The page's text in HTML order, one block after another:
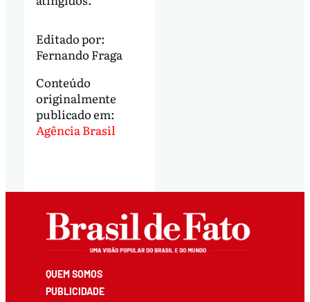
Editado por:
Fernando Fraga
Conteúdo
originalmente
publicado em:
Agência Brasil
QUEM SOMOS
PUBLICIDADE